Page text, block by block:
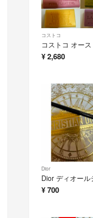
コストコ
¥2,680
Dior
¥700